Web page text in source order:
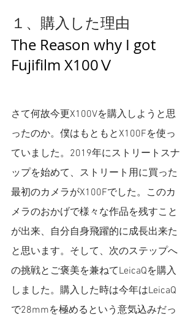
１、購入した理由
The Reason why I got
Fujifilm X100Ⅴ
さて何故今更X100Vを購入しようと思
ったのか。僕はもともとX100Fを使っ
ていました。2019年にストリートスナ
ップを始めて、ストリート用に買った
最初のカメラがX100Fでした。このカ
メラのおかげで様々な作品を残すこと
が出来、自分自身飛躍的に成長出来た
と思います。そして、次のステップへ
の挑戦とご褒美を兼ねてLeicaQを購入
しました。購入した時は今年はLeicaQ
で28mmを極めるという意気込みだっ